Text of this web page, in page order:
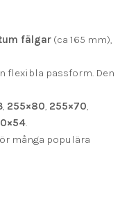
fälgar (ca 165 mm),
flexibla passform. Den
, 255×80, 255×70,
.
många populära